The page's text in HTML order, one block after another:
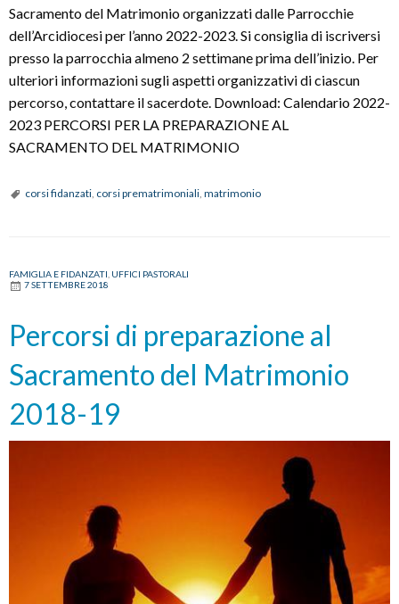
Sacramento del Matrimonio organizzati dalle Parrocchie
dell’Arcidiocesi per l’anno 2022-2023. Si consiglia di iscriversi
presso la parrocchia almeno 2 settimane prima dell’inizio. Per
ulteriori informazioni sugli aspetti organizzativi di ciascun
percorso, contattare il sacerdote. Download: Calendario 2022-
2023 PERCORSI PER LA PREPARAZIONE AL
SACRAMENTO DEL MATRIMONIO
corsi fidanzati corsi prematrimoniali matrimonio
FAMIGLIA E FIDANZATI UFFICI PASTORALI
7 SETTEMBRE 2018
Percorsi di preparazione al
Sacramento del Matrimonio
2018-19